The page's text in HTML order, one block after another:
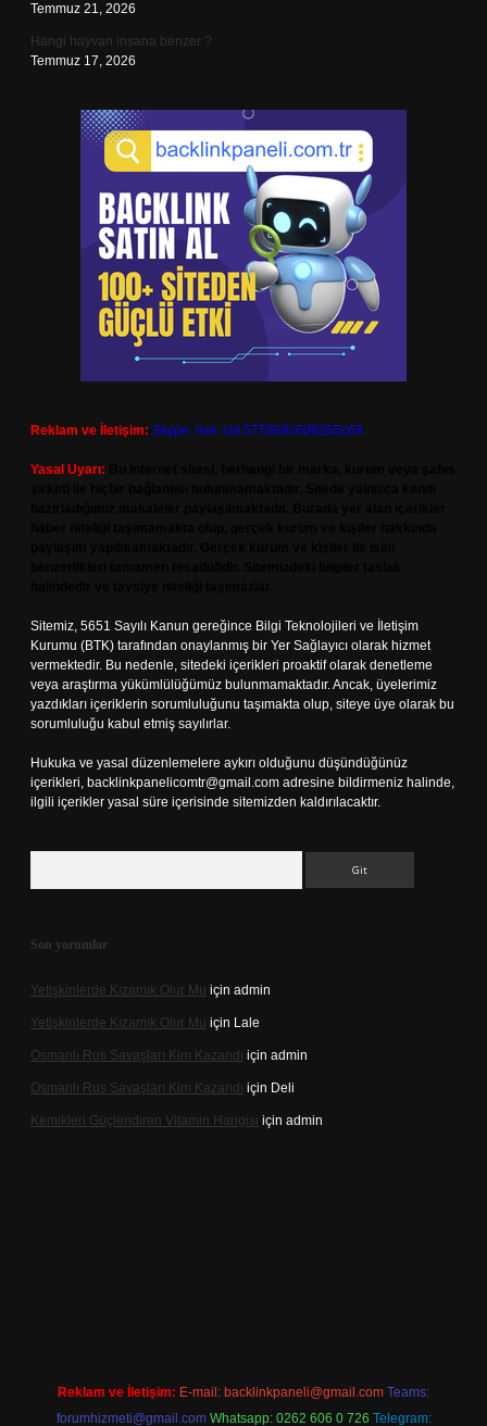
Temmuz 21, 2026
Hangi hayvan insana benzer ?
Temmuz 17, 2026
Reklam ve İletişim: Skype: live:.cid.575569c608265c69
Yasal Uyarı:
Sitemiz, 5651 Sayılı Kanun gereğince Bilgi Teknolojileri ve İletişim
Kurumu (BTK) tarafından onaylanmış bir Yer Sağlayıcı olarak hizmet
vermektedir. Bu nedenle, sitedeki içerikleri proaktif olarak denetleme
veya araştırma yükümlülüğümüz bulunmamaktadır. Ancak, üyelerimiz
yazdıkları içeriklerin sorumluluğunu taşımakta olup, siteye üye olarak bu
sorumluluğu kabul etmiş sayılırlar.
Hukuka ve yasal düzenlemelere aykırı olduğunu düşündüğünüz
içerikleri, backlinkpanelicomtr@gmail.com adresine bildirmeniz halinde,
ilgili içerikler yasal süre içerisinde sitemizden kaldırılacaktır.
Son yorumlar
Yetişkinlerde Kızamık Olur Mu için admin
Yetişkinlerde Kızamık Olur Mu için Lale
Osmanlı Rus Savaşları Kim Kazandı için admin
Osmanlı Rus Savaşları Kim Kazandı için Deli
Kemikleri Güçlendiren Vitamin Hangisi için admin
Reklam ve İletişim: E-mail: backlinkpaneli@gmail.com Teams:
forumhizmeti@gmail.com Whatsapp: 0262 606 0 726 Telegram: